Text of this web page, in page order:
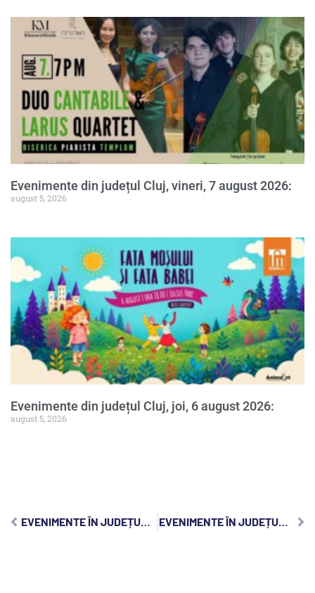
Evenimente din județul Cluj, vineri, 7 august 2026:
august 5, 2026
Evenimente din județul Cluj, joi, 6 august 2026:
august 5, 2026
EVENIMENTE ÎN JUDEȚUL CLUJ, SÂMBĂTĂ, 4 SEPTEMBRIE 2021 EVENIMENTE ÎN JUDEȚUL CLUJ, LUNI, 6 SEPTEMBRIE 2021